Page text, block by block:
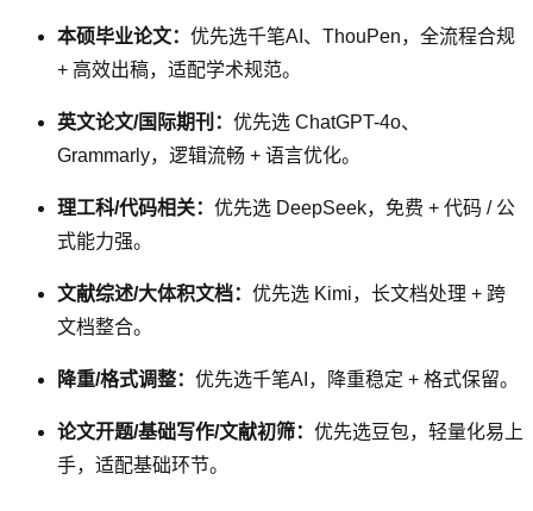
本硕毕业论文： 优先选千笔AI、ThouPen，全流程合规
+ 高效出稿，适配学术规范。
英文论文/国际期刊： 优先选 ChatGPT-4o、
Grammarly，逻辑流畅 + 语言优化。
理工科/代码相关： 优先选 DeepSeek，免费 + 代码 / 公
式能力强。
文献综述/大体积文档： 优先选 Kimi，长文档处理 + 跨
文档整合。
降重/格式调整： 优先选千笔AI，降重稳定 + 格式保留。
论文开题/基础写作/文献初筛： 优先选豆包，轻量化易上
手，适配基础环节。